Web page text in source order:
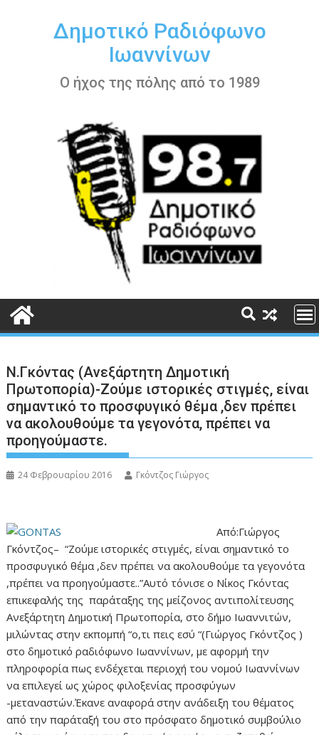
περιεχόμενοΔημοτικό Ραδιόφωνο
Ιωαννίνων
Ο ήχος της πόλης από το 1989
Ν.Γκόντας (Ανεξάρτητη Δημοτική
Πρωτοπορία)-Ζούμε ιστορικές στιγμές, είναι
σημαντικό το προσφυγικό θέμα ,δεν πρέπει
να ακολουθούμε τα γεγονότα, πρέπει να
προηγούμαστε.
24 Φεβρουαρίου 2016 Γκόντζος Γιώργος
Από:Γιώργος
Γκόντζος– “Ζούμε ιστορικές στιγμές, είναι σημαντικό το
προσφυγικό θέμα ,δεν πρέπει να ακολουθούμε τα γεγονότα
,πρέπει να προηγούμαστε..”Αυτό τόνισε ο Νίκος Γκόντας
επικεφαλής της παράταξης της μείζονος αντιπολίτευσης
Ανεξάρτητη Δημοτική Πρωτοπορία, στο δήμο Ιωαννιτών,
μιλώντας στην εκπομπή “ο,τι πεις εσύ “(Γιώργος Γκόντζος )
στο δημοτικό ραδιόφωνο Ιωαννίνων, με αφορμή την
πληροφορία πως ενδέχεται περιοχή του νομού Ιωαννίνων
να επιλεγεί ως χώρος φιλοξενίας προσφύγων
-μεταναστών.Έκανε αναφορά στην ανάδειξη του θέματος
από την παράταξή του στο πρόσφατο δημοτικό συμβούλιο